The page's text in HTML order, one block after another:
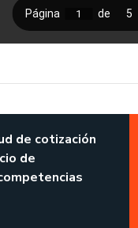
de cotización
de